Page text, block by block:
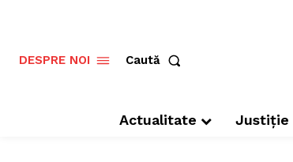
DESPRE NOI Caută
Actualitate Justiție